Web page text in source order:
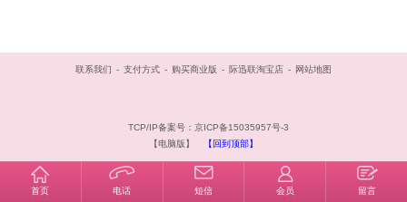
联系我们 - 支付方式 - 购买商业版 - 际迅联淘宝店 - 网站地图
TCP/IP备案号：京ICP备15035957号-3
【电脑版】
【回到顶部】
首页 电话 短信 会员 留言